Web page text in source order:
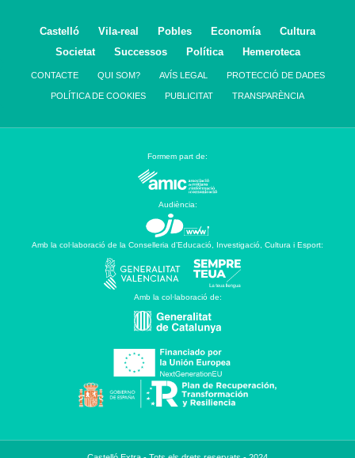
Castelló Vila-real Pobles Economía
Cultura
Societat
Successos Política Hemeroteca
CONTACTE QUI SOM? AVÍS LEGAL PROTECCIÓ DE DADES
POLÍTICA DE COOKIES PUBLICITAT TRANSPARÈNCIA
Formem part de:
Audiència:
Amb la col·laboració de la Conselleria d’Educació, Investigació, Cultura i Esport:
Amb la col·laboració de: